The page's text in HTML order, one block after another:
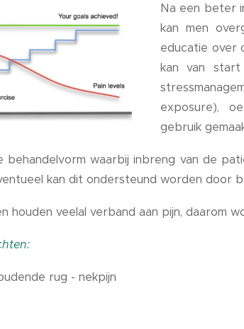
Na een beter
kan men
educatie over
kan van start
exposure),
gebruik
waarbij inbreng van de
kan dit ondersteund worden door
houden veelal verband aan pijn, daarom
rug - nekpijn